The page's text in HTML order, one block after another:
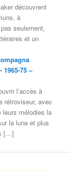
découvrent
à
seulement,
et un
1965-75 –
l’accès à
rétroviseur, avec
leurs mélodies la
la lune et plus
[…]